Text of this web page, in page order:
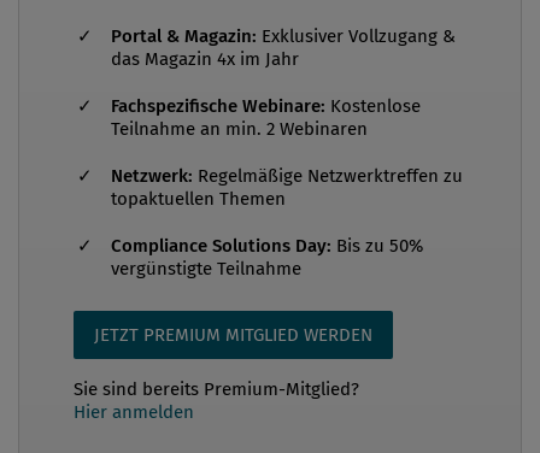
(Wertpapieraufsichtsgesetz 2007) und MIFID
Richtlinie über Märkte für Finanzinstrumente)
trafen das neue Wertpapieraufsichtsgesetz und die
Implementierung der MIFID die österreichischen
Banken hart. Wie konnten die neuen gesetzlichen
Rahmenbedingungen im deduktiven Ansatz in
Handbücher, Policies, Dienstanw...
Portal & Magazin: Exklusiver Vollzugang &
das Magazin 4x im Jahr
Fachspezifische Webinare: Kostenlose
Teilnahme an min. 2 Webinaren
Netzwerk: Regelmäßige Netzwerktreffen zu
topaktuellen Themen
Compliance Solutions Day: Bis zu 50%
vergünstigte Teilnahme
JETZT PREMIUM MITGLIED WERDEN
Sie sind bereits Premium-Mitglied?
Hier anmelden